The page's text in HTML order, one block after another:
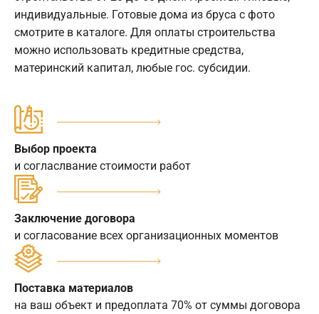
индивидуальные. Готовые дома из бруса с фото
смотрите в каталоге. Для оплаты строительства
можно использовать кредитные средства,
материнский капитал, любые гос. субсидии.
Выбор проекта
и согласлвание стоимости работ
Заключение договора
и согласование всех организационных моментов
Поставка материалов
на ваш объект и предоплата 70% от суммы договора